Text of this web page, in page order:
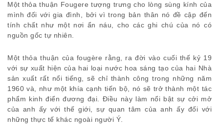
Một thỏa thuận Fougere tượng trưng cho lòng sùng kính của
mình đối với gia đình, bởi vì trong bản thân nó đề cập đến
tính chất như một nơi ẩn náu, cho các ghi chú của nó có
nguồn gốc tự nhiên.
Một thỏa thuận của fougère rằng, ra đời vào cuối thế kỷ 19
với sự xuất hiện của hai loại nước hoa sáng tạo của hai Nhà
sản xuất rất nổi tiếng, sẽ chỉ thành công trong những năm
1960 và, như một khía cạnh tiến bộ, nó sẽ trở thành một tác
phẩm kinh điển đương đại. Điều này làm nổi bật sự cởi mở
của anh ấy với thế giới, sự quan tâm của anh ấy đối với
những thực tế khác ngoài người Ý.